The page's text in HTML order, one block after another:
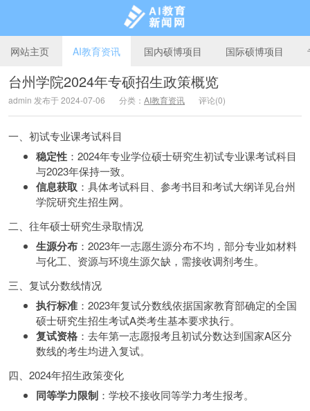
AI教育新闻网
网站主页 AI教育资讯 国内硕博项目 国际硕博项目
台州学院2024年专硕招生政策概览
admin 发布于 2024-07-06 分类： AI教育资讯 评论(0)
一、初试专业课考试科目
稳定性 ：2024年专业学位硕士研究生初试专业课考试科目
与2023年保持一致。
信息获取 ：具体考试科目、参考书目和考试大纲详见台州
学院研究生招生网。
二、往年硕士研究生录取情况
生源分布 ：2023年一志愿生源分布不均，部分专业如材料
与化工、资源与环境生源欠缺，需接收调剂考生。
三、复试分数线情况
执行标准 ：2023年复试分数线依据国家教育部确定的全国
硕士研究生招生考试A类考生基本要求执行。
复试资格 ：去年第一志愿报考且初试分数达到国家A区分
数线的考生均进入复试。
四、2024年招生政策变化
同等学力限制 ：学校不接收同等学力考生报考。